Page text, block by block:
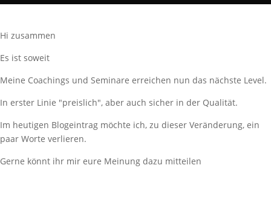
Hi zusammen
Es ist soweit
Meine Coachings und Seminare erreichen nun das nächste Level.
In erster Linie "preislich", aber auch sicher in der Qualität.
Im heutigen Blogeintrag möchte ich, zu dieser Veränderung, ein
paar Worte verlieren.
Gerne könnt ihr mir eure Meinung dazu mitteilen